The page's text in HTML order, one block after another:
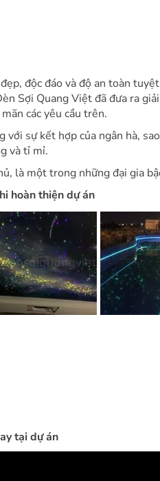
độc đáo và độ an toàn
Sợi Quang Việt đã đưa ra
các yêu cầu trên.
sự kết hợp của ngân hà,
và tỉ mỉ.
là một trong những đại gia
hoàn thiện dự án
tại dự án